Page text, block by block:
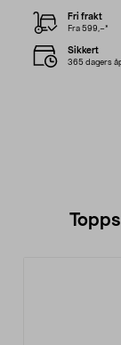
Fri frakt
Fra 599,–*
Sikkert
365 dagers